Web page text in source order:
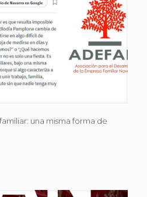
una misma forma de